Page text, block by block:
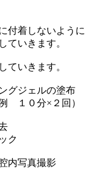
付着しないように
ていきます。
ていきます。
グジェルの塗布
０分×２回）
ク
内写真撮影